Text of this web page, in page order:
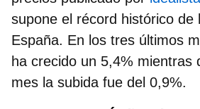
supone el récord histórico de
España. En los tres últimos
ha crecido un 5,4% mientras
mes la subida fue del 0,9%.